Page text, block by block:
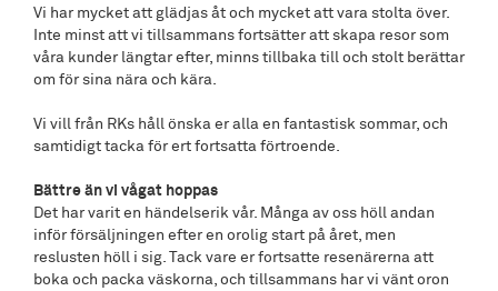
Vi har mycket att glädjas åt och mycket att vara stolta över.
Inte minst att vi tillsammans fortsätter att skapa resor som
våra kunder längtar efter, minns tillbaka till och stolt berättar
om för sina nära och kära.
Vi vill från RKs håll önska er alla en fantastisk sommar, och
samtidigt tacka för ert fortsatta förtroende.
Bättre än vi vågat hoppas
Det har varit en händelserik vår. Många av oss höll andan
inför försäljningen efter en orolig start på året, men
reslusten höll i sig. Tack vare er fortsatte resenärerna att
boka och packa väskorna, och tillsammans har vi vänt oron